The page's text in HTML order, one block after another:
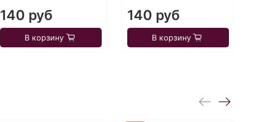
140 руб
В корзину
140 руб
В корзину